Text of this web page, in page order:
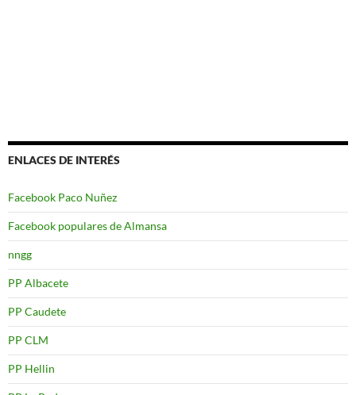
ENLACES DE INTERÉS
Facebook Paco Nuñez
Facebook populares de Almansa
nngg
PP Albacete
PP Caudete
PP CLM
PP Hellin